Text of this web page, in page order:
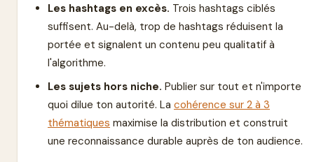
Les hashtags en excès. Trois hashtags ciblés
suffisent. Au-delà, trop de hashtags réduisent la
portée et signalent un contenu peu qualitatif à
l'algorithme.
Les sujets hors niche. Publier sur tout et n'importe
quoi dilue ton autorité. La cohérence sur 2 à 3
thématiques maximise la distribution et construit
une reconnaissance durable auprès de ton audience.